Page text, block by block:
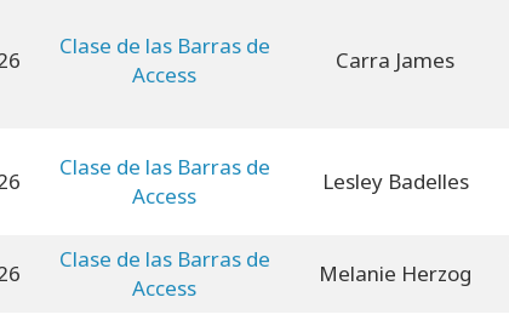
Clase de las Barras de
Access
Carra James
Clase de las Barras de
Access
Lesley Badelles
Clase de las Barras de
Access
Melanie Herzog